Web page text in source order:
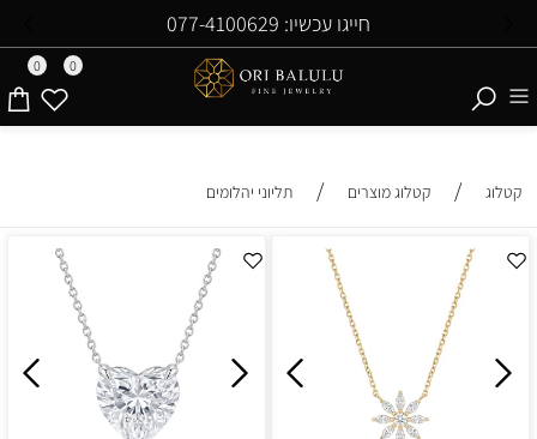
חייגו עכשיו: 077-4100629
0 0
קטלוג / קטלוג מוצרים / תליוני יהלומים